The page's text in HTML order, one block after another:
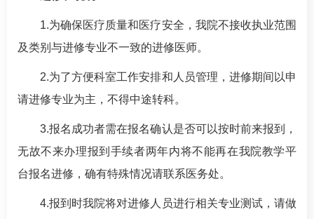
1.为确保医疗质量和医疗安全，我院不接收执业范围
及类别与进修专业不一致的进修医师。
2.为了方便科室工作安排和人员管理，进修期间以申
请进修专业为主，不得中途转科。
3.报名成功者需在报名确认是否可以按时前来报到，
无故不来办理报到手续者两年内将不能再在我院教学平
台报名进修，确有特殊情况请联系医务处。
4.报到时我院将对进修人员进行相关专业测试，请做